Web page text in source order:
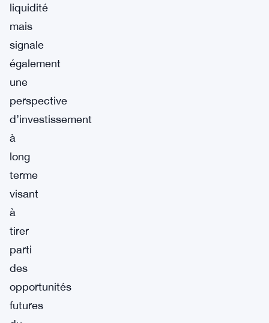
liquidité
mais
signale
également
une
perspective
d’investissement
à
long
terme
visant
à
tirer
parti
des
opportunités
futures